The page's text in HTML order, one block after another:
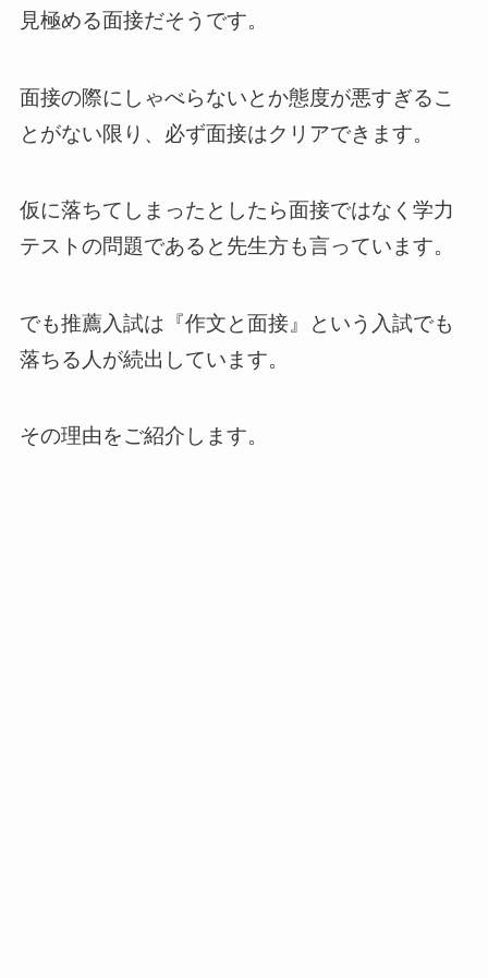
見極める面接だそうです。
面接の際にしゃべらないとか態度が悪すぎるこ
とがない限り、必ず面接はクリアできます。
仮に落ちてしまったとしたら面接ではなく学力
テストの問題であると先生方も言っています。
でも推薦入試は『作文と面接』という入試でも
落ちる人が続出しています。
その理由をご紹介します。